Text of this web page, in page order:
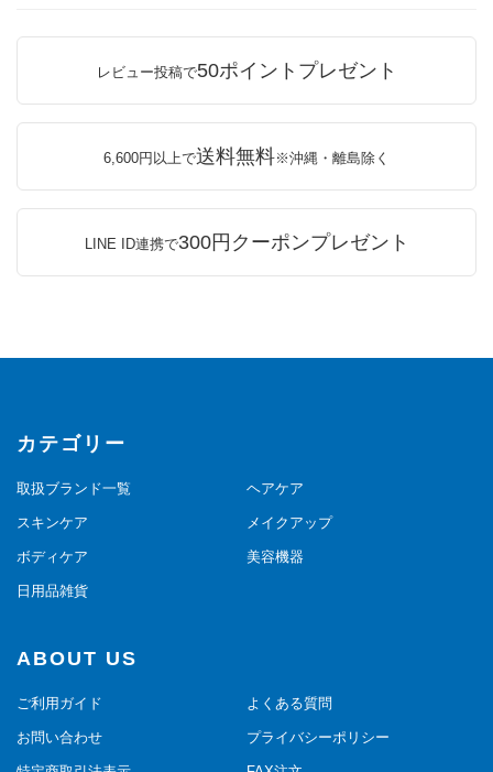
レビュー投稿で50ポイントプレゼント
6,600円以上で送料無料※沖縄・離島除く
LINE ID連携で300円クーポンプレゼント
カテゴリー
取扱ブランド一覧 ヘアケア
スキンケア メイクアップ
ボディケア 美容機器
日用品雑貨
ABOUT US
ご利用ガイド よくある質問
お問い合わせ プライバシーポリシー